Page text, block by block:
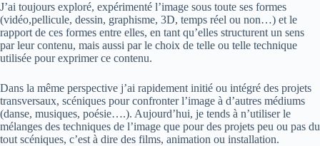
J’ai toujours exploré, expérimenté l’image sous toute ses formes
(vidéo,pellicule, dessin, graphisme, 3D, temps réel ou non…) et le
rapport de ces formes entre elles, en tant qu’elles structurent un sens
par leur contenu, mais aussi par le choix de telle ou telle technique
utilisée pour exprimer ce contenu.
Dans la même perspective j’ai rapidement initié ou intégré des projets
transversaux, scéniques pour confronter l’image à d’autres médiums
(danse, musiques, poésie….). Aujourd’hui, je tends à n’utiliser le
mélanges des techniques de l’image que pour des projets peu ou pas du
tout scéniques, c’est à dire des films, animation ou installation.